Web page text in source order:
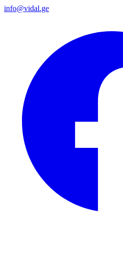
info@vidal.ge